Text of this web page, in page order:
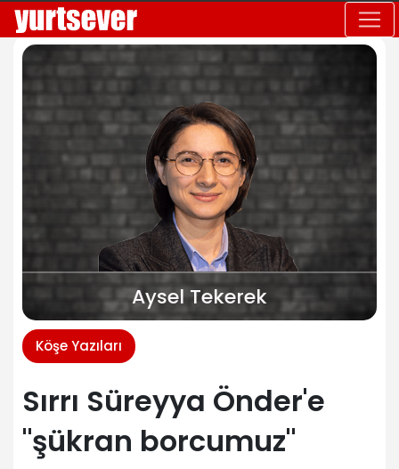
Aysel Tekerek
Köşe Yazıları
Sırrı Süreyya Önder'e
"şükran borcumuz"